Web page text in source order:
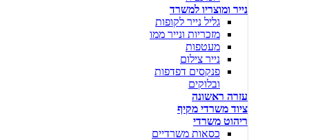
נייר ומוצריו למשרד
גליל נייר לקופות
מזכריות ונייר ממו
מעטפות
נייר צילום
פנקסים דפדפות
ובלוקים
עזרה ראשונה
ציוד משרדי מקיף
ריהוט משרדי
כסאות משרדיים